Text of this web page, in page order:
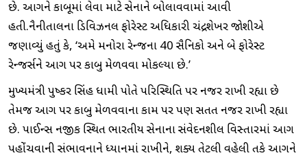
છે. આગને કાબૂમાં લેવા માટે સેનાને બોલાવવામાં આવી
હતી.નૈનીતાલના ડિવિઝનલ ફોરેસ્ટ અધિકારી ચંદ્રશેખર જોશીએ
જણાવ્યું હતું કે, ‘અમે મનોરા રેન્જના 40 સૈનિકો અને બે ફોરેસ્ટ
રેન્જર્સને આગ પર કાબુ મેળવવા મોકલ્યા છે.’
મુખ્યમંત્રી પુષ્કર સિંહ ધામી પોતે પરિસ્થિતિ પર નજર રાખી રહ્યા છે
તેમજ આગ પર કાબુ મેળવવાના કામ પર પણ સતત નજર રાખી રહ્યા
છે. પાઈન્સ નજીક સ્થિત ભારતીય સેનાના સંવેદનશીલ વિસ્તારમાં આગ
પહોંચવાની સંભાવનાને ધ્યાનમાં રાખીને, શક્ય તેટલી વહેલી તકે આગને